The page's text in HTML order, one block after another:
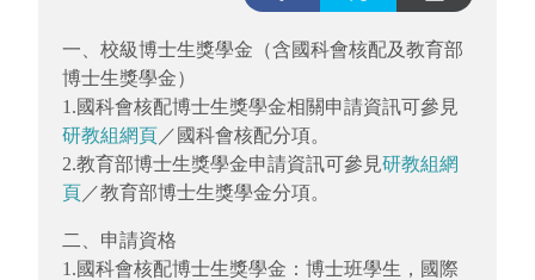
一、校級博士生獎學金（含國科會核配及教育部
博士生獎學金）
1.國科會核配博士生獎學金相關申請資訊可參見
研教組網頁 ／國科會核配分項。
2.教育部博士生獎學金申請資訊可參見研教組網
頁 ／教育部博士生獎學金分項。
二、申請資格
1.國科會核配博士生獎學金：博士班學生，國際